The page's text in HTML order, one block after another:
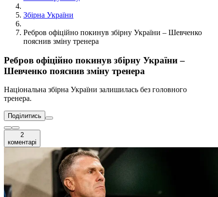
Збірна України
Ребров офіційно покинув збірну України – Шевченко
пояснив зміну тренера
Ребров офіційно покинув збірну України –
Шевченко пояснив зміну тренера
Національна збірна України залишилась без головного
тренера.
Поділитись
2
коментарі